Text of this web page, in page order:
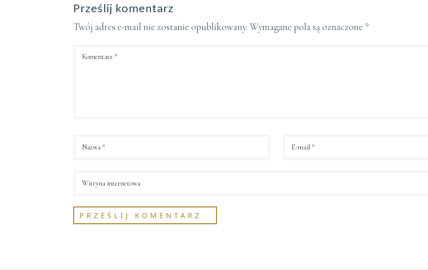
Prześlij komentarz
Twój adres e-mail nie zostanie opublikowany. Wymagane pola są oznaczone *